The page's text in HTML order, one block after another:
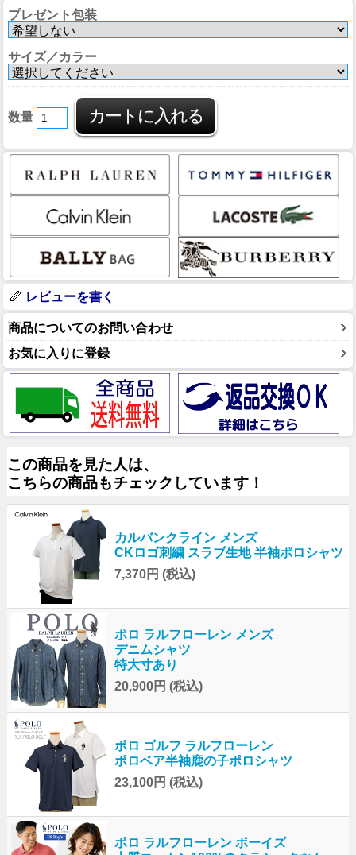
プレゼント包装
サイズ／カラー
数量
レビューを書く
商品についてのお問い合わせ
お気に入りに登録
この商品を見た人は、
こちらの商品もチェックしています！
カルバンクライン メンズ
CKロゴ刺繍 スラブ生地 半袖ポロシャツ
7,370円 (税込)
ポロ ラルフローレン メンズ
デニムシャツ
特大寸あり
20,900円 (税込)
ポロ ゴルフ ラルフローレン
ポロベア半袖鹿の子ポロシャツ
23,100円 (税込)
ポロ ラルフローレン ボーイズ